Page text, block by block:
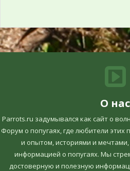
О нас
Parrots.ru задумывался как сайт о
Форум о попугаях, где любители этих
и опытом, историями и
информацией о попугаях. Мы
достоверную и полезную